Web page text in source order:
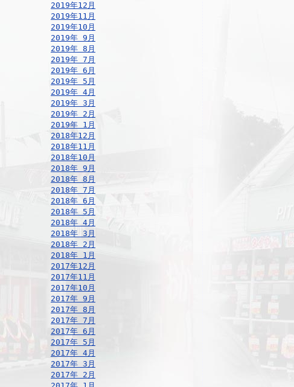
2019年12月
2019年11月
2019年10月
2019年 9月
2019年 8月
2019年 7月
2019年 6月
2019年 5月
2019年 4月
2019年 3月
2019年 2月
2019年 1月
2018年12月
2018年11月
2018年10月
2018年 9月
2018年 8月
2018年 7月
2018年 6月
2018年 5月
2018年 4月
2018年 3月
2018年 2月
2018年 1月
2017年12月
2017年11月
2017年10月
2017年 9月
2017年 8月
2017年 7月
2017年 6月
2017年 5月
2017年 4月
2017年 3月
2017年 2月